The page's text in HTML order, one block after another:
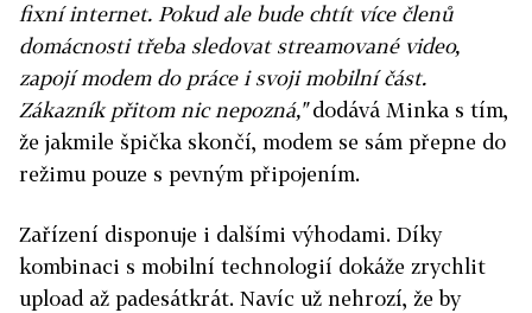
fixní internet. Pokud ale bude chtít více členů
domácnosti třeba sledovat streamované video,
zapojí modem do práce i svoji mobilní část.
Zákazník přitom nic nepozná,"dodává Minka s tím,
že jakmile špička skončí, modem se sám přepne do
režimu pouze s pevným připojením.
Zařízení disponuje i dalšími výhodami. Díky
kombinaci s mobilní technologií dokáže zrychlit
upload až padesátkrát. Navíc už nehrozí, že by